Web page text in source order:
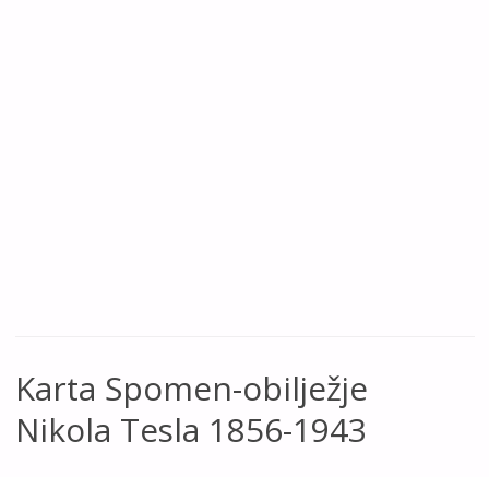
Karta Spomen-obilježje
Nikola Tesla 1856-1943